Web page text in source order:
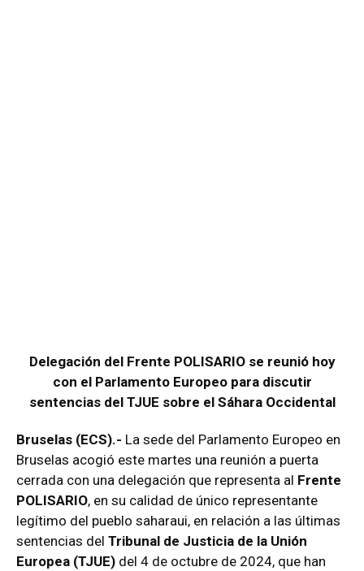
Delegación del Frente POLISARIO se reunió hoy
con el Parlamento Europeo para discutir
sentencias del TJUE sobre el Sáhara Occidental
Bruselas (ECS).- La sede del Parlamento Europeo en
Bruselas acogió este martes una reunión a puerta
cerrada con una delegación que representa al Frente
POLISARIO, en su calidad de único representante
legítimo del pueblo saharaui, en relación a las últimas
sentencias del Tribunal de Justicia de la Unión
Europea (TJUE) del 4 de octubre de 2024, que han